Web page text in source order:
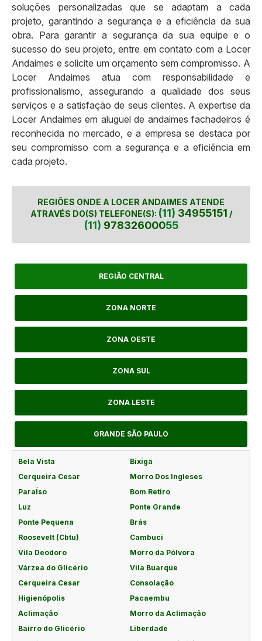
soluções personalizadas que se adaptam a cada
projeto, garantindo a segurança e a eficiência da sua
obra. Para garantir a segurança da sua equipe e o
sucesso do seu projeto, entre em contato com a Locer
Andaimes e solicite um orçamento sem compromisso. A
Locer Andaimes atua com responsabilidade e
profissionalismo, assegurando a qualidade dos seus
serviços e a satisfação de seus clientes. A expertise da
Locer Andaimes em aluguel de andaimes fachadeiros é
reconhecida no mercado, e a empresa se destaca por
seu compromisso com a segurança e a eficiência em
cada projeto.
REGIÕES ONDE A LOCER ANDAIMES ATENDE
ATRAVÉS DO(S) TELEFONE(S): (11) 34955151 /
(11) 97832600055
REGIÃO CENTRAL
ZONA NORTE
ZONA OESTE
ZONA SUL
ZONA LESTE
GRANDE SÃO PAULO
Bela Vista
Bixiga
Cerqueira Cesar
Morro Dos Ingleses
ParaÍso
Bom Retiro
Luz
Ponte Grande
Ponte Pequena
Brás
Roosevelt (Cbtu)
Cambuci
Vila Deodoro
Morro da Pólvora
Várzea do Glicério
Vila Buarque
Cerqueira Cesar
Consolação
Higienópolis
Pacaembu
Aclimação
Morro da Aclimação
Bairro do Glicério
Liberdade